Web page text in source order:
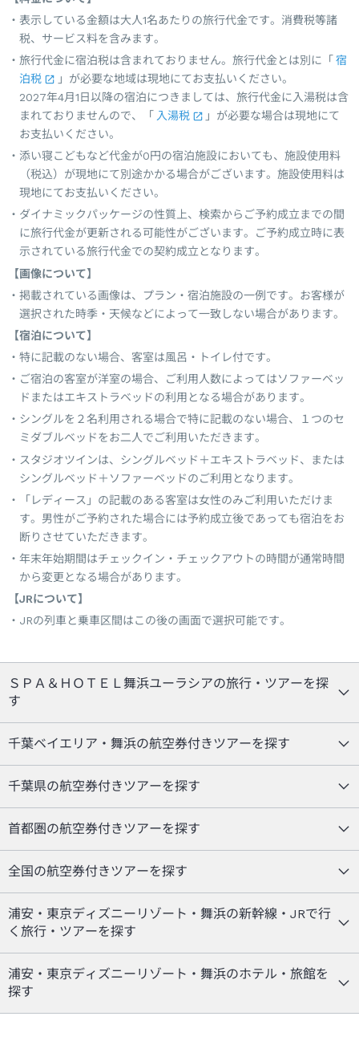
表示している金額は大人1名あたりの旅行代金です。消費税等諸
税、サービス料を含みます。
旅行代金に宿泊税は含まれておりません。旅行代金とは別に「 宿
泊税
」が必要な地域は現地にてお支払いください。
2027年4月1日以降の宿泊につきましては、旅行代金に入湯税は含
まれておりませんので、「 入湯税
」が必要な場合は現地にて
お支払いください。
添い寝こどもなど代金が0円の宿泊施設においても、施設使用料
（税込）が現地にて別途かかる場合がございます。施設使用料は
現地にてお支払いください。
ダイナミックパッケージの性質上、検索からご予約成立までの間
に旅行代金が更新される可能性がございます。ご予約成立時に表
示されている旅行代金での契約成立となります。
【画像について】
掲載されている画像は、プラン・宿泊施設の一例です。お客様が
選択された時季・天候などによって一致しない場合があります。
【宿泊について】
特に記載のない場合、客室は風呂・トイレ付です。
ご宿泊の客室が洋室の場合、ご利用人数によってはソファーベッ
ドまたはエキストラベッドの利用となる場合があります。
シングルを２名利用される場合で特に記載のない場合、１つのセ
ミダブルベッドをお二人でご利用いただきます。
スタジオツインは、シングルベッド＋エキストラベッド、または
シングルベッド＋ソファーベッドのご利用となります。
「レディース」の記載のある客室は女性のみご利用いただけま
す。男性がご予約された場合には予約成立後であっても宿泊をお
断りさせていただきます。
年末年始期間はチェックイン・チェックアウトの時間が通常時間
から変更となる場合があります。
【JRについて】
JRの列車と乗車区間はこの後の画面で選択可能です。
ＳＰＡ＆ＨＯＴＥＬ舞浜ユーラシアの旅行・ツアーを探
す
千葉ベイエリア・舞浜の航空券付きツアーを探す
千葉県の航空券付きツアーを探す
首都圏の航空券付きツアーを探す
全国の航空券付きツアーを探す
浦安・東京ディズニーリゾート・舞浜の新幹線・JRで行
く旅行・ツアーを探す
浦安・東京ディズニーリゾート・舞浜のホテル・旅館を
探す